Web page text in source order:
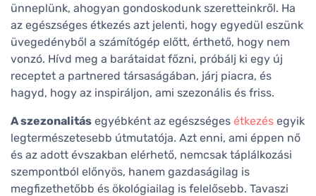
ünneplünk, ahogyan gondoskodunk szeretteinkről. Ha
az egészséges étkezés azt jelenti, hogy egyedül eszünk
üvegedényből a számítógép előtt, érthető, hogy nem
vonzó. Hívd meg a barátaidat főzni, próbálj ki egy új
receptet a partnered társaságában, járj piacra, és
hagyd, hogy az inspiráljon, ami szezonális és friss.
A szezonalitás egyébként az egészséges étkezés egyik
legtermészetesebb útmutatója. Azt enni, ami éppen nő
és az adott évszakban elérhető, nemcsak táplálkozási
szempontból előnyös, hanem gazdaságilag is
megfizethetőbb és ökológiailag is felelősebb. Tavaszi